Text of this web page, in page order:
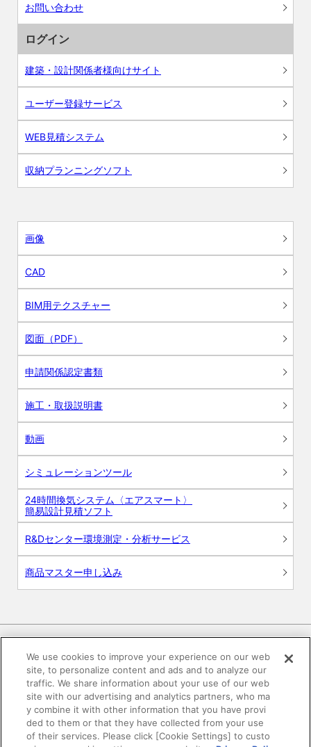
お問い合わせ
ログイン
建築・設計関係者様向けサイト
ユーザー登録サービス
WEB見積システム
収納プランニングソフト
画像
CAD
BIM用テクスチャー
図面（PDF）
申請関係認定書類
施工・取扱説明書
動画
シミュレーションツール
24時間換気システム〈エアスマート〉
簡易設計見積ソフト
R&Dセンター環境測定・分析サービス
商品マスター申し込み
電子公告 このWEBサイトについて
プライバシーポリシー
SNSコミュニティガイドライン サイトマップ
We use cookies to improve your experience on our web
site, to personalize content and ads and to analyze our
traffic. We share information about your use of our web
site with our advertising and analytics partners, who ma
y combine it with other information that you have provi
ded to them or that they have collected from your use
of their services. Please click [Cookie Settings] to custo